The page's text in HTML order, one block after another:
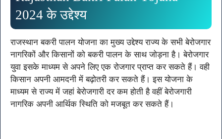
2024 के उद्देश्य
राजस्थान बकरी पालन योजना का मुख्य उद्देश्य राज्य के सभी बेरोजगार
नागरिकों और किसानों को बकरी पालन के साथ जोड़ना है। बेरोजगार
युवा इसके माध्यम से अपने लिए एक रोजगार प्राप्त कर सकते हैं। वही
किसान अपनी आमदनी में बढ़ोतरी कर सकते हैं। इस योजना के
माध्यम से राज्य में जहां बेरोजगारी दर कम होती है वहीं बेरोजगारी
नागरिक अपनी आर्थिक स्थिति को मजबूत कर सकते हैं।